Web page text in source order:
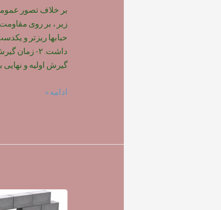
بر خلاف تصور عمومی
حبابها ریزتر و
داشت. ۲-
گیرش اولیه و نهایی
تاثیر
روی
سبک
ادامه »